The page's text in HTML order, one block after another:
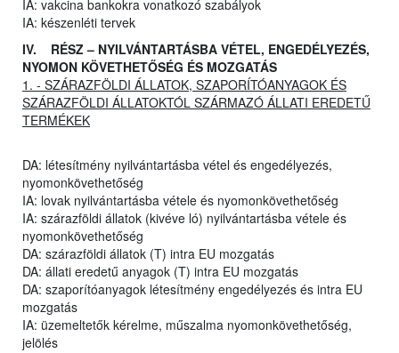
IA: vakcina bankokra vonatkozó szabályok
IA: készenléti tervek
IV. RÉSZ – NYILVÁNTARTÁSBA VÉTEL, ENGEDÉLYEZÉS,
NYOMON KÖVETHETŐSÉG ÉS MOZGATÁS
1. - SZÁRAZFÖLDI ÁLLATOK, SZAPORÍTÓANYAGOK ÉS
SZÁRAZFÖLDI ÁLLATOKTÓL SZÁRMAZÓ ÁLLATI EREDETŰ
TERMÉKEK
DA: létesítmény nyilvántartásba vétel és engedélyezés,
nyomonkövethetőség
IA: lovak nyilvántartásba vétele és nyomonkövethetőség
IA: szárazföldi állatok (kivéve ló) nyilvántartásba vétele és
nyomonkövethetőség
DA: szárazföldi állatok (T) intra EU mozgatás
DA: állati eredetű anyagok (T) intra EU mozgatás
DA: szaporítóanyagok létesítmény engedélyezés és intra EU
mozgatás
IA: üzemeltetők kérelme, műszalma nyomonkövethetőség,
jelölés